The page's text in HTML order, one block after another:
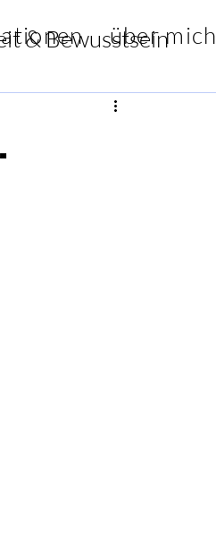
über mich
& Bewusstsein